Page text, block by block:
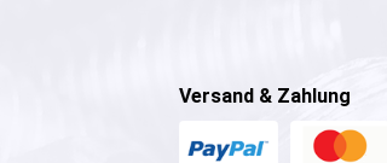
Versand & Zahlung